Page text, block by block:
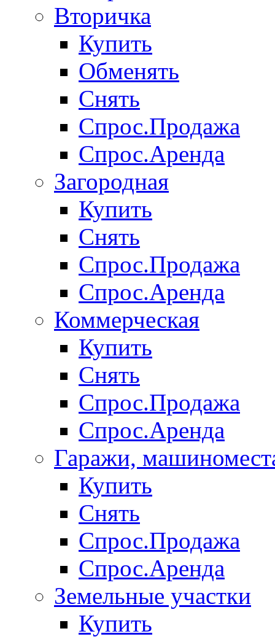
Вторичка
Купить
Обменять
Снять
Спрос.Продажа
Спрос.Аренда
Загородная
Купить
Снять
Спрос.Продажа
Спрос.Аренда
Коммерческая
Купить
Снять
Спрос.Продажа
Спрос.Аренда
Гаражи,
Купить
Снять
Спрос.Продажа
Спрос.Аренда
Земельные участки
Купить